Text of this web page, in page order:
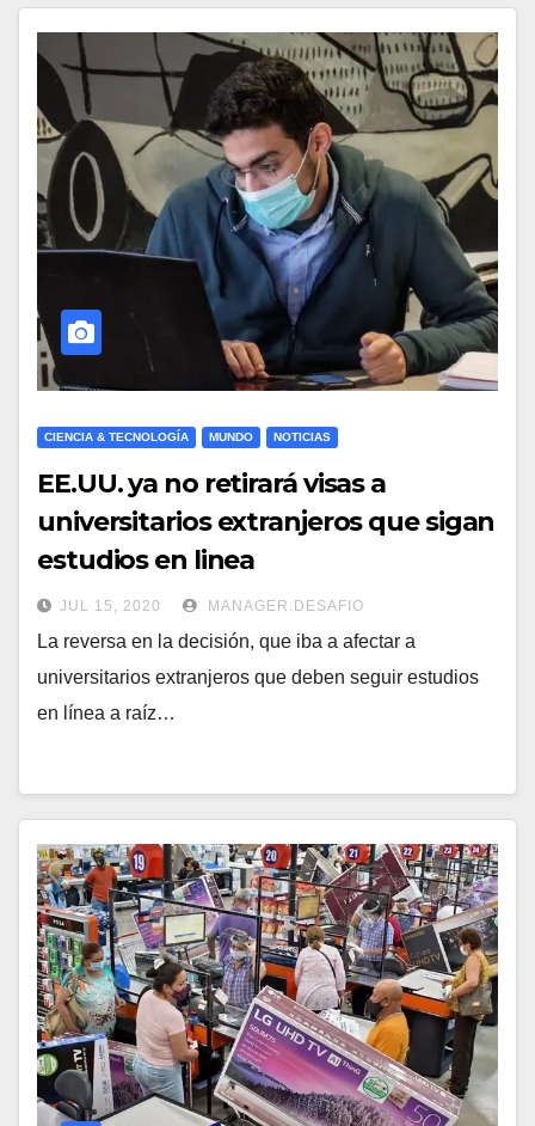
CIENCIA & TECNOLOGÍA MUNDO NOTICIAS
EE.UU. ya no retirará visas a
universitarios extranjeros que sigan
estudios en linea
JUL 15, 2020 MANAGER.DESAFIO
La reversa en la decisión, que iba a afectar a
universitarios extranjeros que deben seguir estudios
en línea a raíz…